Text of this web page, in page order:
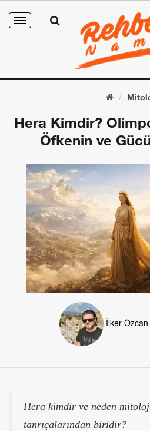
Toggle
Hera Kimdir?
Öfkenin ve
İlker Özcan
Hera kimdir ve neden
tanrıçalarından biridir?